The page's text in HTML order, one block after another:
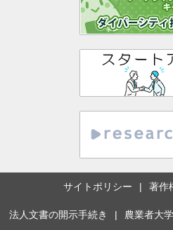
サイトポリシー 著作
法人文書の開示手続き 農業者大